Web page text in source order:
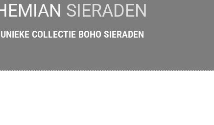
SIERADEN
COLLECTIE BOHO SIERADEN